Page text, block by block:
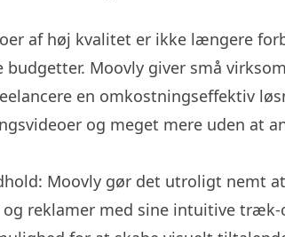
af høj kvalitet er ikke længere
Moovly giver små
en omkostningseffektiv
og meget mere uden at
Moovly gør det utroligt nemt
reklamer med sine intuitive træk-